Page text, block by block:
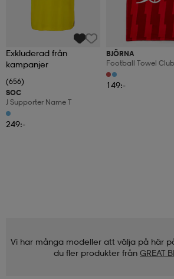
Exkluderad från
kampanjer
(656)
SOC
J Supporter Name T
249:-
BJÖRNA
Football Towel Club
149:-
Vi har många modeller att välja på här
du fler produkter från GREAT